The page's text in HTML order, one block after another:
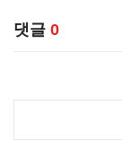
댓글 0